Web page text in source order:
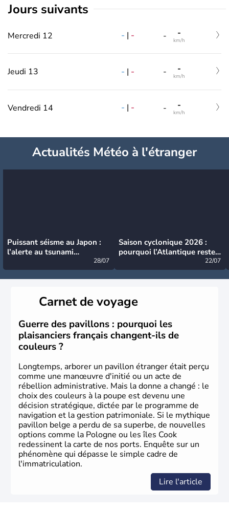
jours suivants
Mercredi 12 - | - - -
km/h
Jeudi 13 - | - - -
km/h
Vendredi 14 - | - - -
km/h
Actualités Météo à l'étranger
Puissant séisme au Japon :
l’alerte au tsunami
28/07
Saison cyclonique 2026 :
pourquoi l’Atlantique reste
22/07
Carnet de voyage
Guerre des pavillons : pourquoi les
plaisanciers français changent-ils de
couleurs ?
Longtemps, arborer un pavillon étranger était perçu
comme une manœuvre d'initié ou un acte de
rébellion administrative. Mais la donne a changé : le
choix des couleurs à la poupe est devenu une
décision stratégique, dictée par le programme de
navigation et la gestion patrimoniale. Si le mythique
pavillon belge a perdu de sa superbe, de nouvelles
options comme la Pologne ou les îles Cook
redessinent la carte de nos ports. Enquête sur un
phénomène qui dépasse le simple cadre de
l'immatriculation.
Lire l'article